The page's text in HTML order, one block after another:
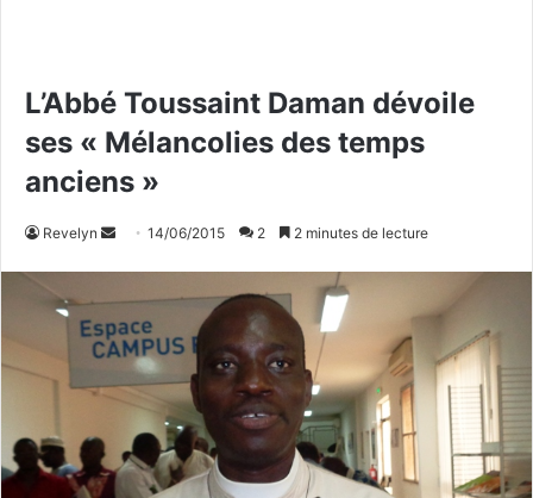
L’Abbé Toussaint Daman dévoile
ses « Mélancolies des temps
anciens »
Revelyn
o
y
n
14/06/2015 2 2 minutes de lecture